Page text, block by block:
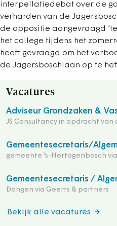
interpellatiedebat over de
verharden van de
de oppositie aangevraagd
het college tijdens het
heeft gevraagd om het
de Jagersboschlaan op te
Vacatures
Adviseur Grondzaken &
JS Consultancy in opdracht
Gemeentesecretaris/
gemeente 's-Hertogenbosch
Gemeentesecretaris /
Dongen via Geerts & partners
Bekijk alle vacatures